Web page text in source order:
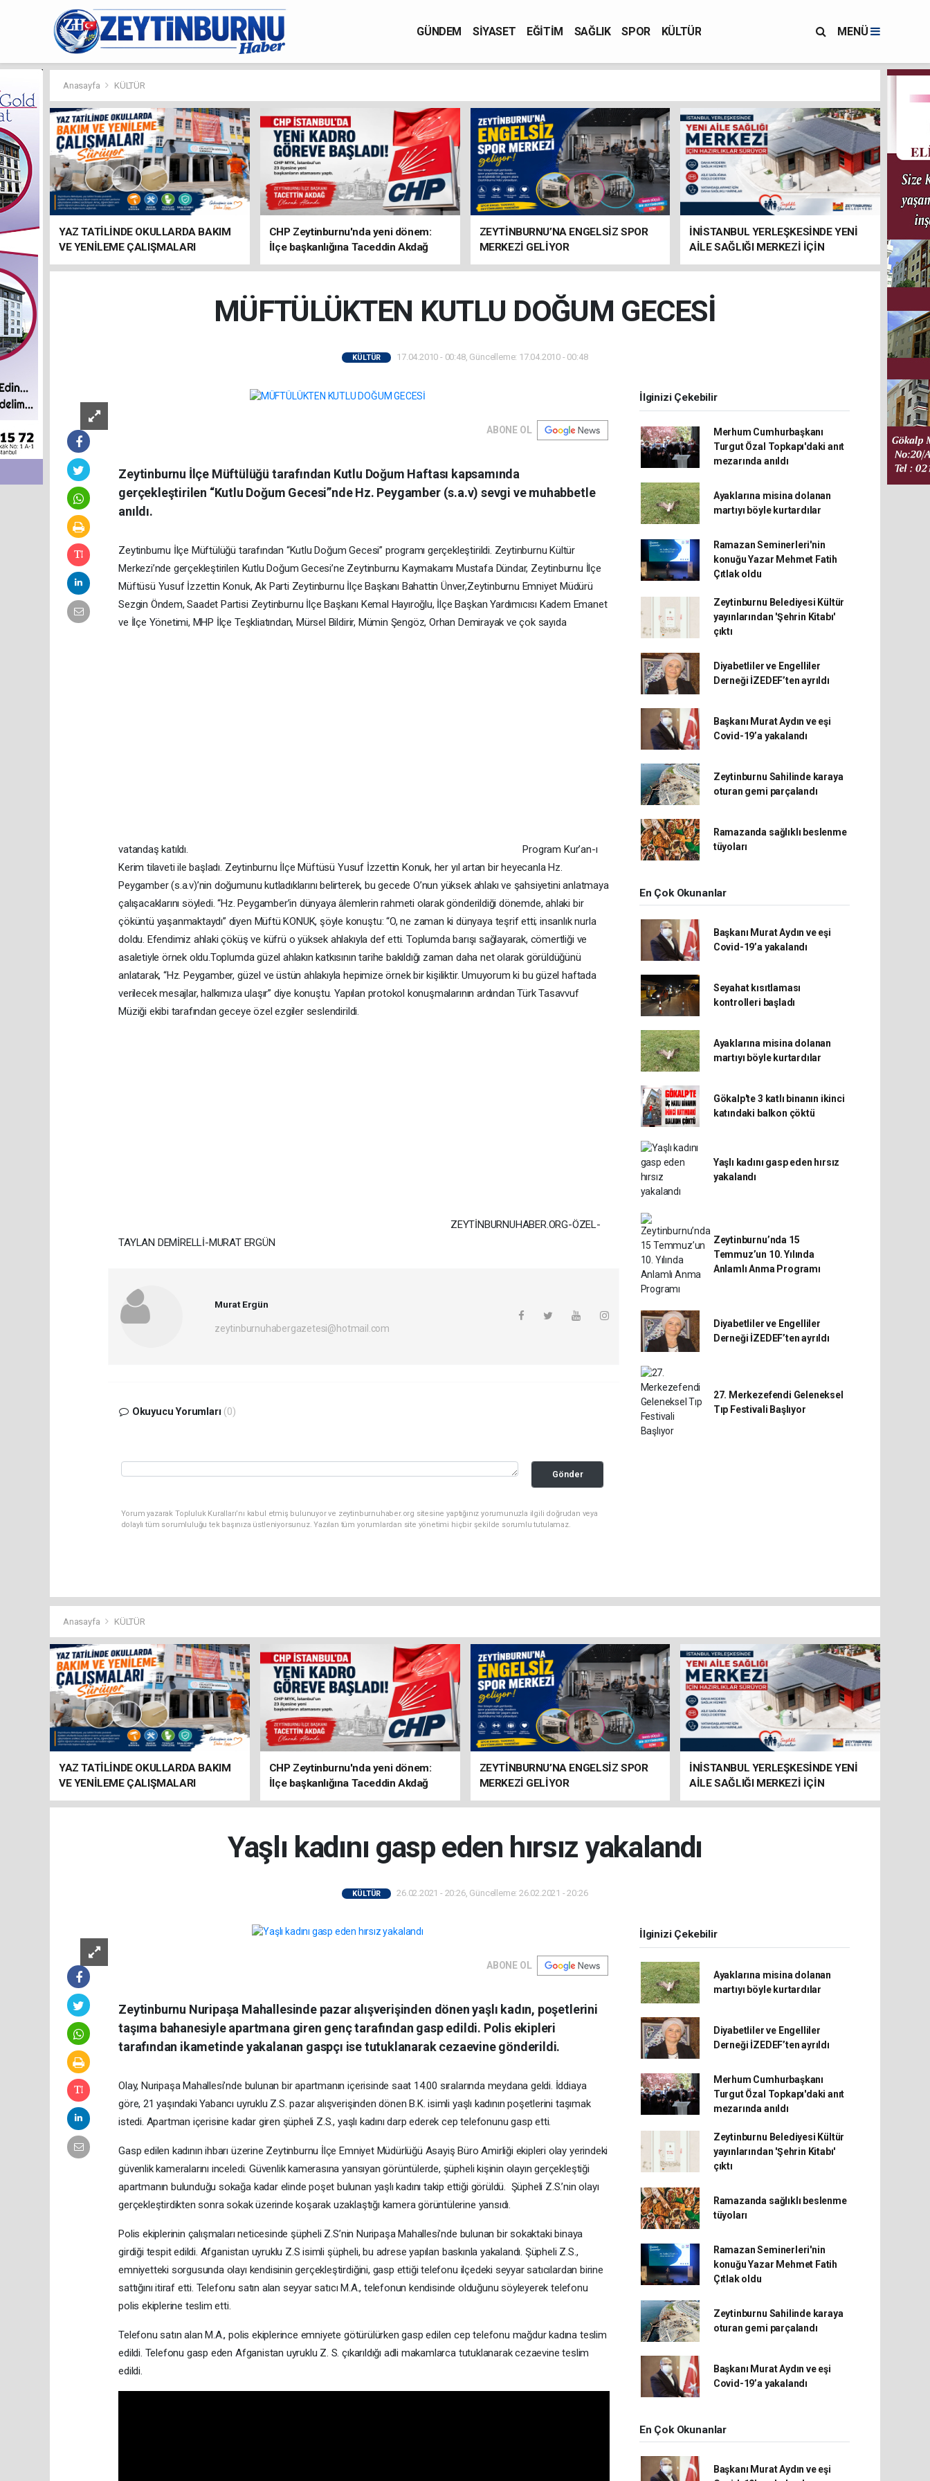
GÜNDEM SİYASET EĞİTİM SAĞLIK SPOR KÜLTÜR MENÜ
Anasayfa KÜLTÜR
YAZ TATİLİNDE OKULLARDA BAKIM
VE YENİLEME ÇALIŞMALARI
SÜRÜYOR
CHP Zeytinburnu'nda yeni dönem:
İlçe başkanlığına Taceddin Akdağ
atandı
ZEYTİNBURNU’NA ENGELSİZ SPOR
MERKEZİ GELİYOR
İNİSTANBUL YERLEŞKESİNDE YENİ
AİLE SAĞLIĞI MERKEZİ İÇİN
HAZIRLIKLAR SÜRÜYOR
MÜFTÜLÜKTEN KUTLU DOĞUM GECESİ
KÜLTÜR 17.04.2010 - 00:48, Güncelleme: 17.04.2010 - 00:48
ABONE OL
Zeytinburnu İlçe Müftülüğü tarafından Kutlu Doğum Haftası kapsamında
gerçekleştirilen “Kutlu Doğum Gecesi”nde Hz. Peygamber (s.a.v) sevgi ve muhabbetle
anıldı.
Zeytinburnu İlçe Müftülüğü tarafından “Kutlu Doğum Gecesi” programı gerçekleştirildi. Zeytinburnu Kültür
Merkezi’nde gerçekleştirilen Kutlu Doğum Gecesi’ne Zeytinburnu Kaymakamı Mustafa Dündar, Zeytinburnu İlçe
Müftüsü Yusuf İzzettin Konuk, Ak Parti Zeytinburnu İlçe Başkanı Bahattin Ünver,Zeytinburnu Emniyet Müdürü
Sezgin Öndem, Saadet Partisi Zeytinburnu İlçe Başkanı Kemal Hayıroğlu, İlçe Başkan Yardımıcısı Kadem Emanet
ve İlçe Yönetimi, MHP İlçe Teşkliatından, Mürsel Bildirir, Mümin Şengöz, Orhan Demirayak ve çok sayıda
vatandaş katıldı.
Program Kur’an-ı
Kerim tilaveti ile başladı. Zeytinburnu İlçe Müftüsü Yusuf İzzettin Konuk, her yıl artan bir heyecanla Hz.
Peygamber (s.a.v)’nin doğumunu kutladıklarını belirterek, bu gecede O’nun yüksek ahlakı ve şahsiyetini anlatmaya
çalışacaklarını söyledi. “Hz. Peygamber’in dünyaya âlemlerin rahmeti olarak gönderildiği dönemde, ahlaki bir
çöküntü yaşanmaktaydı” diyen Müftü KONUK, şöyle konuştu: “O, ne zaman ki dünyaya teşrif etti; insanlık nurla
doldu. Efendimiz ahlaki çöküş ve küfrü o yüksek ahlakıyla def etti. Toplumda barışı sağlayarak, cömertliği ve
asaletiyle örnek oldu.Toplumda güzel ahlakın katkısının tarihe bakıldığı zaman daha net olarak görüldüğünü
anlatarak, “Hz. Peygamber, güzel ve üstün ahlakıyla hepimize örnek bir kişiliktir. Umuyorum ki bu güzel haftada
verilecek mesajlar, halkımıza ulaşır” diye konuştu. Yapılan protokol konuşmalarının ardından Türk Tasavvuf
Müziği ekibi tarafından geceye özel ezgiler seslendirildi.
ZEYTİNBURNUHABER.ORG-ÖZEL-
TAYLAN DEMİRELLİ-MURAT ERGÜN
Murat Ergün
zeytinburnuhabergazetesi@hotmail.com
Okuyucu Yorumları (0)
Gönder
Yorum yazarak Topluluk Kuralları’nı kabul etmiş bulunuyor ve zeytinburnuhaber.org sitesine yaptığınız yorumunuzla ilgili doğrudan veya
dolaylı tüm sorumluluğu tek başınıza üstleniyorsunuz. Yazılan tüm yorumlardan site yönetimi hiçbir şekilde sorumlu tutulamaz.
İlginizi Çekebilir
Merhum Cumhurbaşkanı
Turgut Özal Topkapı'daki anıt
mezarında anıldı
Ayaklarına misina dolanan
martıyı böyle kurtardılar
Ramazan Seminerleri'nin
konuğu Yazar Mehmet Fatih
Çıtlak oldu
Zeytinburnu Belediyesi Kültür
yayınlarından 'Şehrin Kitabı'
çıktı
Diyabetliler ve Engelliler
Derneği İZEDEF’ten ayrıldı
Başkanı Murat Aydın ve eşi
Covid-19’a yakalandı
Zeytinburnu Sahilinde karaya
oturan gemi parçalandı
Ramazanda sağlıklı beslenme
tüyoları
En Çok Okunanlar
Başkanı Murat Aydın ve eşi
Covid-19’a yakalandı
Seyahat kısıtlaması
kontrolleri başladı
Ayaklarına misina dolanan
martıyı böyle kurtardılar
Gökalp'te 3 katlı binanın ikinci
katındaki balkon çöktü
Yaşlı kadını gasp eden hırsız
yakalandı
Zeytinburnu’nda 15
Temmuz’un 10. Yılında
Anlamlı Anma Programı
Diyabetliler ve Engelliler
Derneği İZEDEF’ten ayrıldı
27. Merkezefendi Geleneksel
Tıp Festivali Başlıyor
Anasayfa KÜLTÜR
YAZ TATİLİNDE OKULLARDA BAKIM
VE YENİLEME ÇALIŞMALARI
SÜRÜYOR
CHP Zeytinburnu'nda yeni dönem:
İlçe başkanlığına Taceddin Akdağ
atandı
ZEYTİNBURNU’NA ENGELSİZ SPOR
MERKEZİ GELİYOR
İNİSTANBUL YERLEŞKESİNDE YENİ
AİLE SAĞLIĞI MERKEZİ İÇİN
HAZIRLIKLAR SÜRÜYOR
Yaşlı kadını gasp eden hırsız yakalandı
KÜLTÜR 26.02.2021 - 20:26, Güncelleme: 26.02.2021 - 20:26
ABONE OL
Zeytinburnu Nuripaşa Mahallesinde pazar alışverişinden dönen yaşlı kadın, poşetlerini
taşıma bahanesiyle apartmana giren genç tarafından gasp edildi. Polis ekipleri
tarafından ikametinde yakalanan gaspçı ise tutuklanarak cezaevine gönderildi.
Olay, Nuripaşa Mahallesi’nde bulunan bir apartmanın içerisinde saat 14.00 sıralarında meydana geldi. İddiaya
göre, 21 yaşındaki Yabancı uyruklu Z.S. pazar alışverişinden dönen B.K. isimli yaşlı kadının poşetlerini taşımak
istedi. Apartman içerisine kadar giren şüpheli Z.S., yaşlı kadını darp ederek cep telefonunu gasp etti.
Gasp edilen kadının ihbarı üzerine Zeytinburnu İlçe Emniyet Müdürlüğü Asayiş Büro Amirliği ekipleri olay yerindeki
güvenlik kameralarını inceledi. Güvenlik kamerasına yansıyan görüntülerde, şüpheli kişinin olayın gerçekleştiği
apartmanın bulunduğu sokağa kadar elinde poşet bulunan yaşlı kadını takip ettiği görüldü. Şüpheli Z.S.’nin olayı
gerçekleştirdikten sonra sokak üzerinde koşarak uzaklaştığı kamera görüntülerine yansıdı.
Polis ekiplerinin çalışmaları neticesinde şüpheli Z.S’nin Nuripaşa Mahallesi’nde bulunan bir sokaktaki binaya
girdiği tespit edildi. Afganistan uyruklu Z.S isimli şüpheli, bu adrese yapılan baskınla yakalandı. Şüpheli Z.S.,
emniyetteki sorgusunda olayı kendisinin gerçekleştirdiğini, gasp ettiği telefonu ilçedeki seyyar satıcılardan birine
sattığını itiraf etti. Telefonu satın alan seyyar satıcı M.A., telefonun kendisinde olduğunu söyleyerek telefonu
polis ekiplerine teslim etti.
Telefonu satın alan M.A., polis ekiplerince emniyete götürülürken gasp edilen cep telefonu mağdur kadına teslim
edildi. Telefonu gasp eden Afganistan uyruklu Z. S. çıkarıldığı adli makamlarca tutuklanarak cezaevine teslim
edildi.
İlginizi Çekebilir
Ayaklarına misina dolanan
martıyı böyle kurtardılar
Diyabetliler ve Engelliler
Derneği İZEDEF’ten ayrıldı
Merhum Cumhurbaşkanı
Turgut Özal Topkapı'daki anıt
mezarında anıldı
Zeytinburnu Belediyesi Kültür
yayınlarından 'Şehrin Kitabı'
çıktı
Ramazanda sağlıklı beslenme
tüyoları
Ramazan Seminerleri'nin
konuğu Yazar Mehmet Fatih
Çıtlak oldu
Zeytinburnu Sahilinde karaya
oturan gemi parçalandı
Başkanı Murat Aydın ve eşi
Covid-19’a yakalandı
En Çok Okunanlar
Başkanı Murat Aydın ve eşi